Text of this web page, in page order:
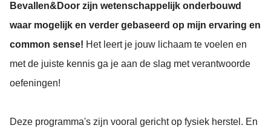
Bevallen&Door zijn wetenschappelijk onderbouwd
waar mogelijk en verder gebaseerd op mijn ervaring en
common sense! Het leert je jouw lichaam te voelen en
met de juiste kennis ga je aan de slag met verantwoorde
oefeningen!
Deze programma's zijn vooral gericht op fysiek herstel. En